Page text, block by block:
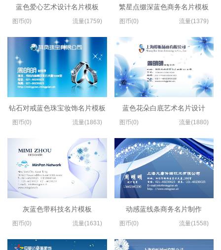
蓝色爱心艺术设计名片模板
图币(0) 流量(1759)
钻石对戒蓝色珠宝妆饰名片模板
图币(0) 流量(1863)
灰蓝色带科技名片模板
图币(0) 流量(1631)
繁星点缀深蓝色商务名片模板
图币(0) 流量(1379)
蓝色花朵白底艺术名片设计
图币(0) 流量(1880)
动感蓝线条商务名片制作
图币(0) 流量(1558)